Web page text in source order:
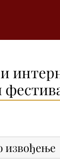
извођење